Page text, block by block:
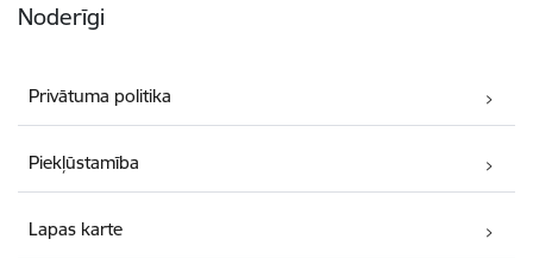
Noderīgi
Privātuma politika
Piekļūstamība
Lapas karte